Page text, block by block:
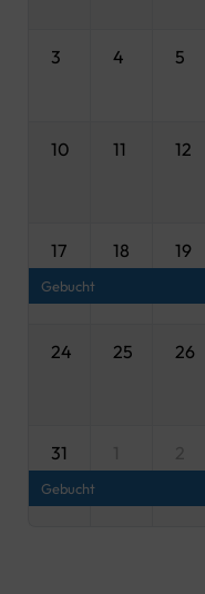
3 4 5
10 11 12
17
Gebucht
18 19
24 25 26
31
Gebucht